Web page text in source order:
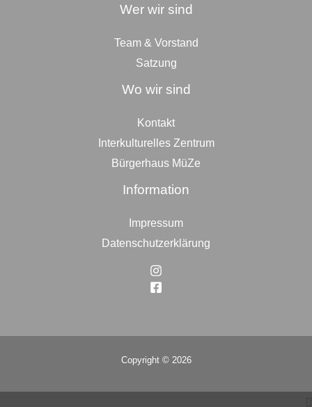
Wer wir sind
Team & Vorstand
Satzung
Wo wir sind
Kontakt
Interkulturelles Zentrum
Bürgerhaus MüZe
Information
Impressum
Datenschutzerklärung
Copyright © 2026